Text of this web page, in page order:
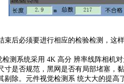
后必须要进行相应的检验检测，这
测系统采用 4K 高分 辨率线阵相机
寸是否规范，黑网是否有局部堵塞，
剔除。元件视觉检测系 统大大的提高